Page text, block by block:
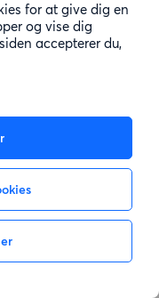
for at give dig en
og vise dig
accepterer du,